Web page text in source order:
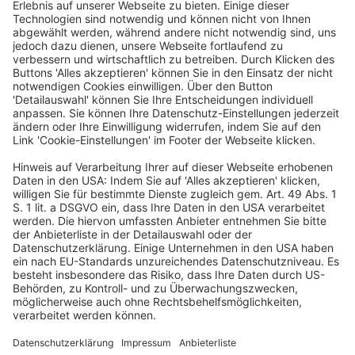
Der von einem Arbeitgeber erhobene
Feststellungsantrag im Verfahren nach
§ 18 Abs. 2
BetrVG, in dem mangels unmittelbarer
betriebsverfassungsrechtlicher Betroffenheit außer
ihm als Antragsteller keine weiteren Beteiligten zu
hören sind, ist unzulässig.
(Amtlicher Leitsatz)
In einem Betriebsabgrenzungsverfahren nach
§ 18
Abs. 2 BetrVGist eine in der Organisationseinheit
vertretene Gewerkschaft nicht zu hören, wenn sie
die in der Vorschrift eröffnete Antragsbefugnis nicht
wahrgenommen hat (Rn. 12).
Die Frage, ob das Bestehen einer
betriebsratsfähigen Organisationseinheit
zweifelhaft ist, betrifft die Zulässigkeit eines Antrags
nach
§ 18 Abs. 2 BetrVG(Rn. 15).
Mit
§ 18 Abs. 2 BetrVGist die Betriebsratsfähigkeit
einer Organisationseinheit als feststellungsfähiges
Rechtsverhältnis iSv.
§ 256 Abs. 1 ZPO